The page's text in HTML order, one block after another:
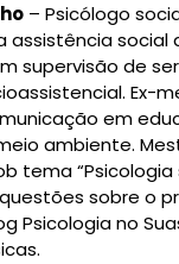
– Psicólogo
social
supervisão de
Ex-
em
ambiente.
tema “Psicologia
sobre o
Psicologia no